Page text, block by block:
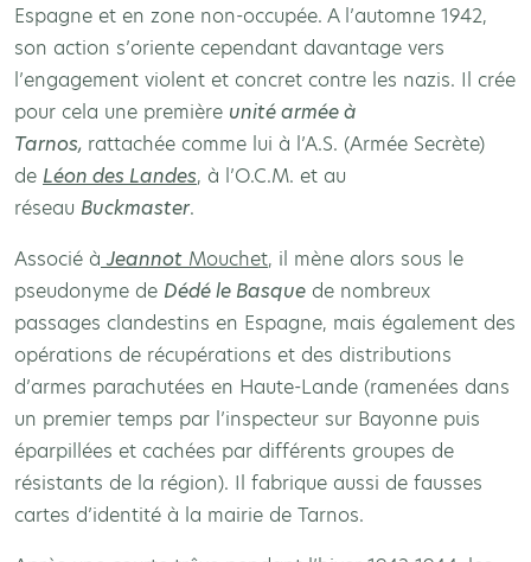
Espagne et en zone non-occupée. A l’automne 1942,
son action s’oriente cependant davantage vers
l’engagement violent et concret contre les nazis. Il crée
pour cela une première unité armée à
Tarnos, rattachée comme lui à l’A.S. (Armée Secrète)
de Léon des Landes, à l’O.C.M. et au
réseau Buckmaster.
Associé à Jeannot Mouchet, il mène alors sous le
pseudonyme de Dédé le Basque de nombreux
passages clandestins en Espagne, mais également des
opérations de récupérations et des distributions
d’armes parachutées en Haute-Lande (ramenées dans
un premier temps par l’inspecteur sur Bayonne puis
éparpillées et cachées par différents groupes de
résistants de la région). Il fabrique aussi de fausses
cartes d’identité à la mairie de Tarnos.